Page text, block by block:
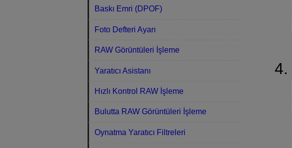
Baskı Emri (DPOF)
Foto Defteri Ayarı
RAW Görüntüleri İşleme
Yaratıcı Asistanı
Hızlı Kontrol RAW İşleme
Bulutta RAW Görüntüleri İşleme
Oynatma Yaratıcı Filtreleri